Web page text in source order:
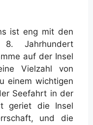
ist eng mit den
Jahrhundert
auf der Insel
Vielzahl von
einem wichtigen
Seefahrt in der
geriet die Insel
und die